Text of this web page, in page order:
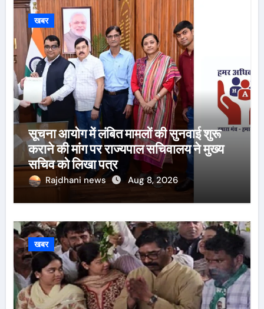
खबर
सूचना आयोग में लंबित मामलों की सुनवाई शुरू
कराने की मांग पर राज्यपाल सचिवालय ने मुख्य
सचिव को लिखा पत्र
Rajdhani news Aug 8, 2026
खबर